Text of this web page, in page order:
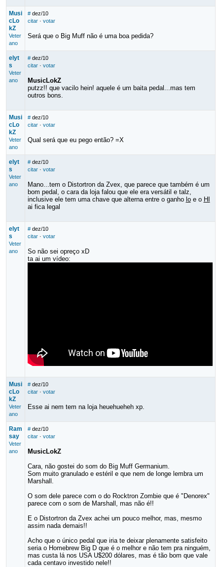
Musi
cLo
kZ
Veter
ano
# dez/10
citar· votar
Será que o Big Muff não é uma boa pedida?
elyt
s
Veter
ano
# dez/10
citar· votar
MusicLokZ
putzz!! que vacilo hein! aquele é um baita pedal...mas tem
outros bons.
Musi
cLo
kZ
Veter
ano
# dez/10
citar· votar
Qual será que eu pego então? =X
elyt
s
Veter
ano
# dez/10
citar· votar
Mano...tem o Distortron da Zvex, que parece que também é um
bom pedal, o cara da loja falou que ele era versátil e talz,
inclusive ele tem uma chave que alterna entre o ganho loe o HI
ai fica legal
elyt
s
Veter
ano
# dez/10
citar· votar
So não sei opreço xD
ta ai um vídeo:
Musi
cLo
kZ
Veter
ano
# dez/10
citar· votar
Esse ai nem tem na loja heuehueheh xp.
Ram
say
Veter
ano
# dez/10
citar· votar
MusicLokZ
Cara, não gostei do som do Big Muff Germanium.
Som muito granulado e estéril e que nem de longe lembra um
Marshall.
O som dele parece com o do Rocktron Zombie que é "Denorex"
parece com o som de Marshall, mas não é!!
E o Distortron da Zvex achei um pouco melhor, mas, mesmo
assim nada demais!!
Acho que o único pedal que iria te deixar plenamente satisfeito
seria o Homebrew Big D que é o melhor e não tem pra ninguém,
mas custa lá nos USA U$200 dólares, mas é tão bom que vale
cada centavo investido nele!!